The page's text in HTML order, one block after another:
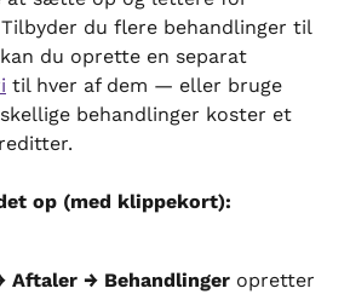
du flere behandlinger til
du oprette en separat
til hver af dem — eller bruge
behandlinger koster et
op (med klippekort):
Aftaler → Behandlinger opretter